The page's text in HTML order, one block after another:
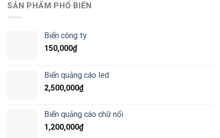
SẢN PHẨM PHỔ BIẾN
Biển công ty
150,000₫
Biển quảng cáo led
2,500,000₫
Biển quảng cáo chữ nổi
1,200,000₫